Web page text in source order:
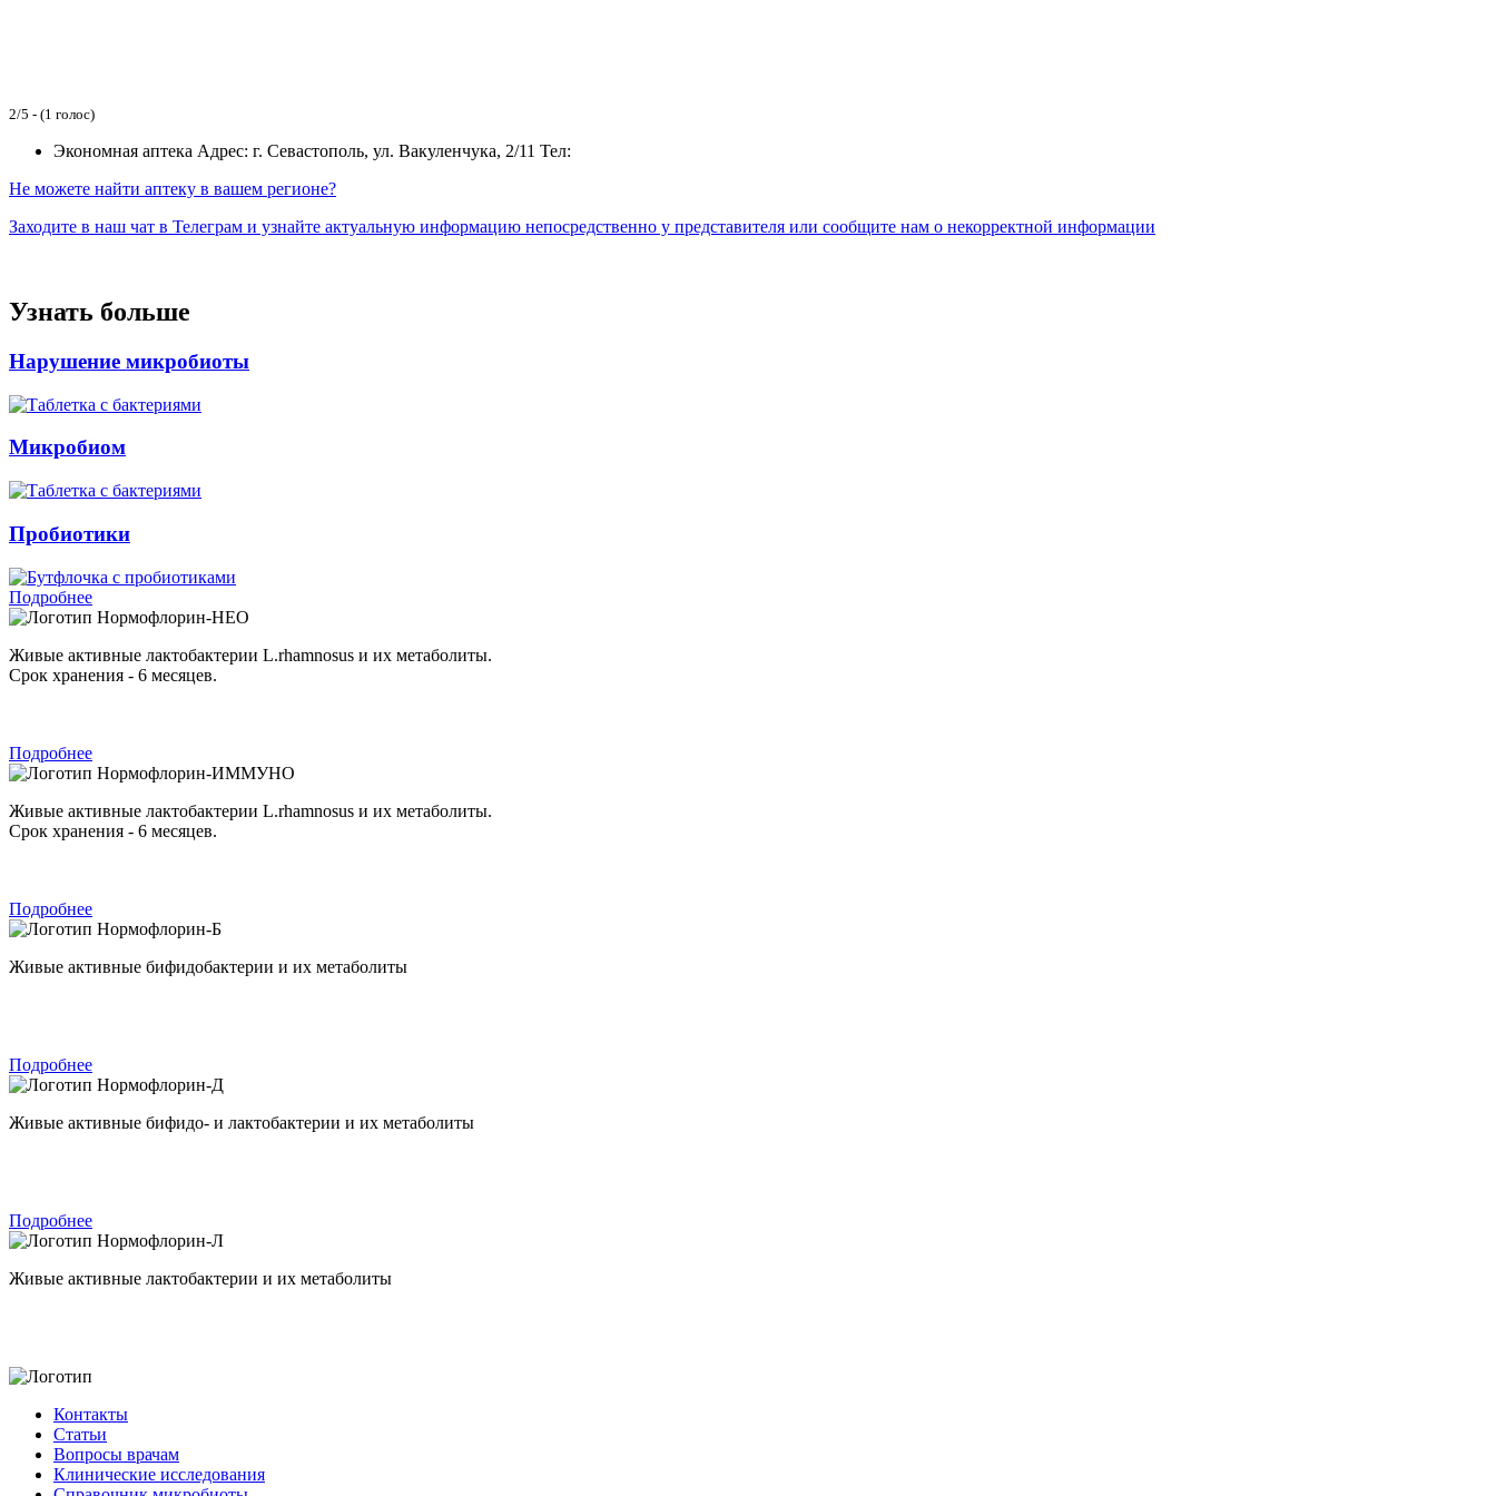
2/5 - (1 голос)
Экономная аптека Адрес: г. Севастополь, ул. Вакуленчука, 2/11 Тел:
Не можете найти аптеку в вашем регионе?
Заходите в наш чат в Телеграм и узнайте актуальную информацию непосредственно у представителя или сообщите нам о некорректной информации
Узнать больше
Нарушение микробиоты
Микробиом
Пробиотики
Подробнее
Нормофлорин-НЕО
Живые активные лактобактерии L.rhamnosus и их метаболиты.
Срок хранения - 6 месяцев.
Подробнее
Нормофлорин-ИММУНО
Живые активные лактобактерии L.rhamnosus и их метаболиты.
Срок хранения - 6 месяцев.
Подробнее
Нормофлорин-Б
Живые активные бифидобактерии и их метаболиты
Подробнее
Нормофлорин-Д
Живые активные бифидо- и лактобактерии и их метаболиты
Подробнее
Нормофлорин-Л
Живые активные лактобактерии и их метаболиты
Контакты
Статьи
Вопросы врачам
Клинические исследования